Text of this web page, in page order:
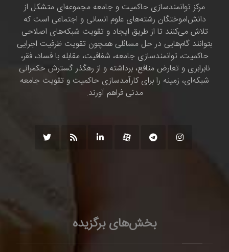
مرکز توانمندسازی حاکمیت و جامعه مجموعه‌ای متشکل از
دانش‌اموختگان رشته‌های علوم انسانی و اجتماعی است که
تلاش می‌کنند تا از طریق ایجاد و تقویت شبکه‌های اصلاحی
بتوانند گام‌هایی در حل مسائلی همچون تقویت ظرفیت اجرایی
حاکمیت، توانمندسازی جامعه، شفافیت، مقابله با فساد، فقر،
نابرابری و تعارض منافع، برداشته و از رهگذر گسترش حکمرانی
شبکه‌ای، زمینه را برای کارآمدسازی حاکمیت و تقویت جامعه
مدنی فراهم آورند.
بخش‌های برگزیده